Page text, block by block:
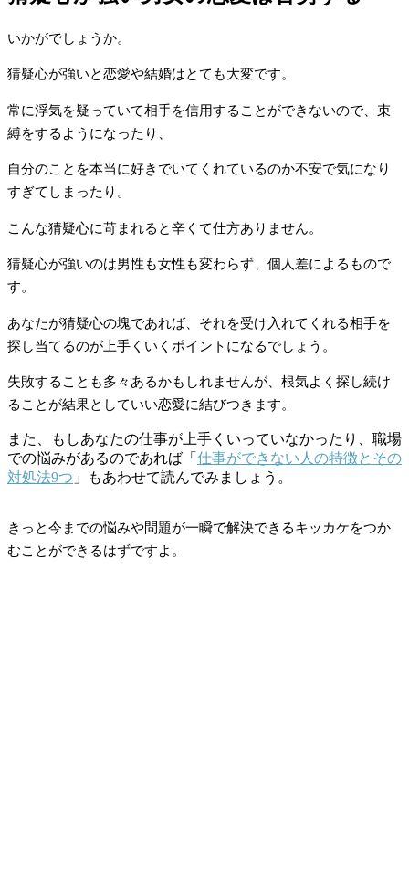
いかがでしょうか。
猜疑心が強いと恋愛や結婚はとても大変です。
常に浮気を疑っていて相手を信用することができないので、束
縛をするようになったり、
自分のことを本当に好きでいてくれているのか不安で気になり
すぎてしまったり。
こんな猜疑心に苛まれると辛くて仕方ありません。
猜疑心が強いのは男性も女性も変わらず、個人差によるもので
す。
あなたが猜疑心の塊であれば、それを受け入れてくれる相手を
探し当てるのが上手くいくポイントになるでしょう。
失敗することも多々あるかもしれませんが、根気よく探し続け
ることが結果としていい恋愛に結びつきます。
また、もしあなたの仕事が上手くいっていなかったり、職場
での悩みがあるのであれば「 仕事ができない人の特徴とその
対処法9つ 」もあわせて読んでみましょう。
きっと今までの悩みや問題が一瞬で解決できるキッカケをつか
むことができるはずですよ。